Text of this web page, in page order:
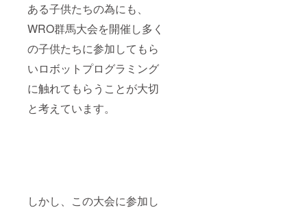
ある子供たちの為にも、
WRO群馬大会を開催し多く
の子供たちに参加してもら
いロボットプログラミング
に触れてもらうことが大切
と考えています。
しかし、この大会に参加し